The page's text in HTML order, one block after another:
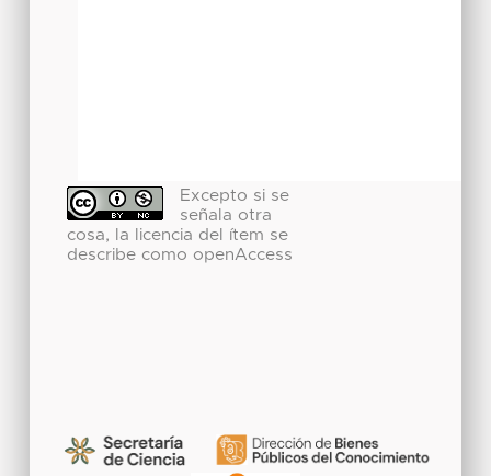
Excepto si se
señala otra
cosa, la licencia del ítem se
describe como openAccess